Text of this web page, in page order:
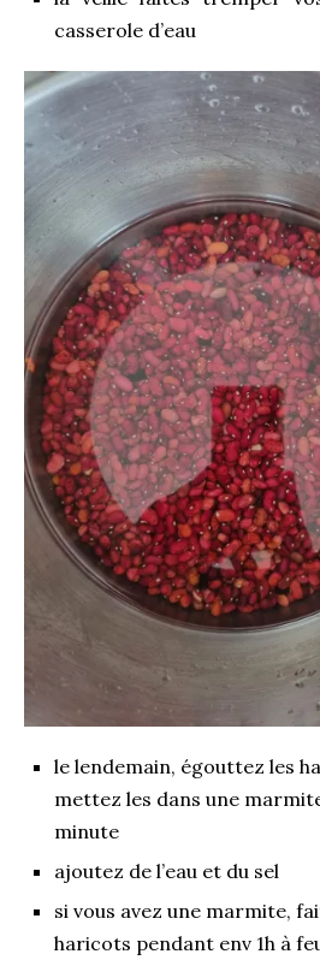
casserole d’eau
le lendemain, égouttez les
mettez les dans une
minute
ajoutez de l’eau et du sel
si vous avez une marmite,
haricots pendant env 1h à